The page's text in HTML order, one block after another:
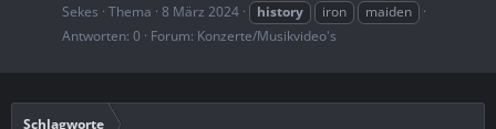
Sekes Thema 8 März 2024 history iron
maiden
Antworten: 0
Forum: Konzerte/Musikvideo's
Schlagworte